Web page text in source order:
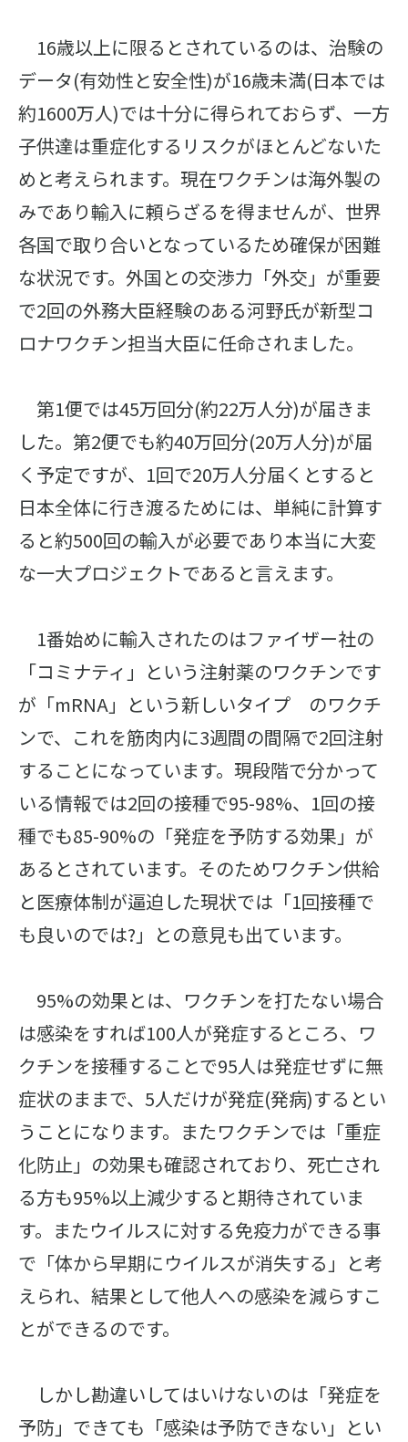
16歳以上に限るとされているのは、治験の
データ(有効性と安全性)が16歳未満(日本では
約1600万人)では十分に得られておらず、一方
子供達は重症化するリスクがほとんどないた
めと考えられます。現在ワクチンは海外製の
みであり輸入に頼らざるを得ませんが、世界
各国で取り合いとなっているため確保が困難
な状況です。外国との交渉力「外交」が重要
で2回の外務大臣経験のある河野氏が新型コ
ロナワクチン担当大臣に任命されました。
第1便では45万回分(約22万人分)が届きま
した。第2便でも約40万回分(20万人分)が届
く予定ですが、1回で20万人分届くとすると
日本全体に行き渡るためには、単純に計算す
ると約500回の輸入が必要であり本当に大変
な一大プロジェクトであると言えます。
1番始めに輸入されたのはファイザー社の
「コミナティ」という注射薬のワクチンです
が「mRNA」という新しいタイプ のワクチ
ンで、これを筋肉内に3週間の間隔で2回注射
することになっています。現段階で分かって
いる情報では2回の接種で95-98%、1回の接
種でも85-90%の「発症を予防する効果」が
あるとされています。そのためワクチン供給
と医療体制が逼迫した現状では「1回接種で
も良いのでは?」との意見も出ています。
95%の効果とは、ワクチンを打たない場合
は感染をすれば100人が発症するところ、ワ
クチンを接種することで95人は発症せずに無
症状のままで、5人だけが発症(発病)するとい
うことになります。またワクチンでは「重症
化防止」の効果も確認されており、死亡され
る方も95%以上減少すると期待されていま
す。またウイルスに対する免疫力ができる事
で「体から早期にウイルスが消失する」と考
えられ、結果として他人への感染を減らすこ
とができるのです。
しかし勘違いしてはいけないのは「発症を
予防」できても「感染は予防できない」とい